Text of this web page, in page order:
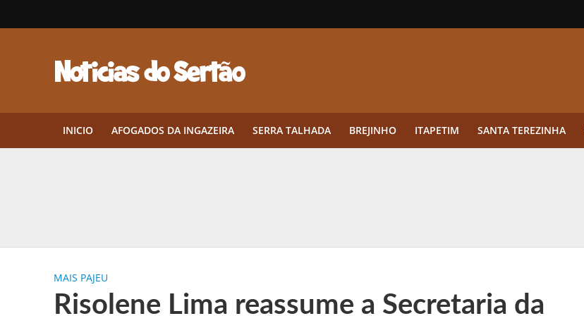
INICIO AFOGADOS DA INGAZEIRA SERRA TALHADA BREJINHO ITAPETIM SANTA TEREZINHA
Twin lança torneio semanal “Mestres das Rodadas” focado em multiplicadores
MAIS PAJEU
Risolene Lima reassume a Secretaria da